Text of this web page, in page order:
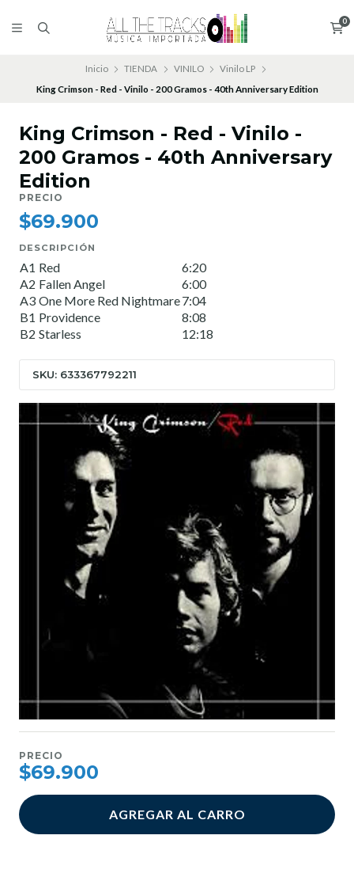
0
Inicio TIENDA VINILO
Vinilo LP
King Crimson - Red - Vinilo - 200 Gramos - 40th Anniversary Edition
King Crimson - Red - Vinilo -
200 Gramos - 40th Anniversary
Edition
PRECIO
$69.900
DESCRIPCIÓN
A1 Red
6:20
A2 Fallen Angel
6:00
A3 One More Red Nightmare7:04
B1 Providence
8:08
B2 Starless 12:18
SKU: 633367792211
PRECIO
$69.900
AGREGAR AL CARRO